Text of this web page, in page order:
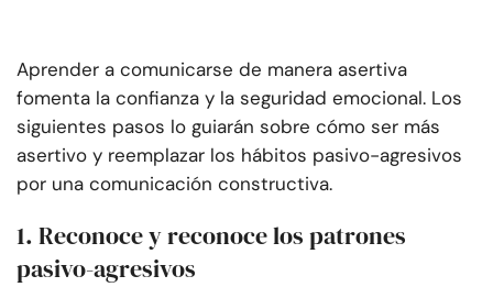
Aprender a comunicarse de manera asertiva
fomenta la confianza y la seguridad emocional. Los
siguientes pasos lo guiarán sobre cómo ser más
asertivo y reemplazar los hábitos pasivo-agresivos
por una comunicación constructiva.
1. Reconoce y reconoce los patrones
pasivo-agresivos